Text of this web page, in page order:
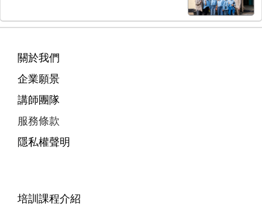
關於我們
企業願景
講師團隊
服務條款
隱私權聲明
培訓課程介紹